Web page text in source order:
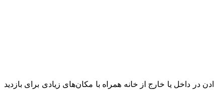
داخل یا خارج از خانه همراه با مکان‌های زیادی برای بازدید